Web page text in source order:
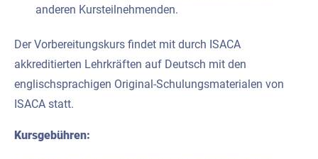
anderen Kursteilnehmenden.
Der Vorbereitungskurs findet mit durch ISACA
akkreditierten Lehrkräften auf Deutsch mit den
englischsprachigen Original-Schulungsmaterialen von
ISACA statt.
Kursgebühren: